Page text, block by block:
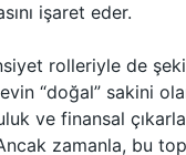
işaret eder.
rolleriyle de
“doğal” sakini
ve finansal
zamanla, bu